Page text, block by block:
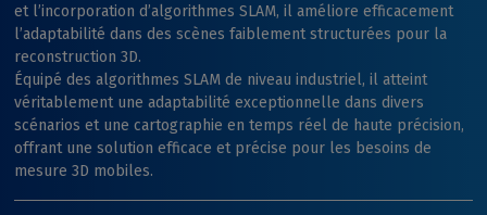
et l’incorporation d’algorithmes SLAM, il améliore efficacement
l’adaptabilité dans des scènes faiblement structurées pour la
reconstruction 3D.
Équipé des algorithmes SLAM de niveau industriel, il atteint
véritablement une adaptabilité exceptionnelle dans divers
scénarios et une cartographie en temps réel de haute précision,
offrant une solution efficace et précise pour les besoins de
mesure 3D mobiles.